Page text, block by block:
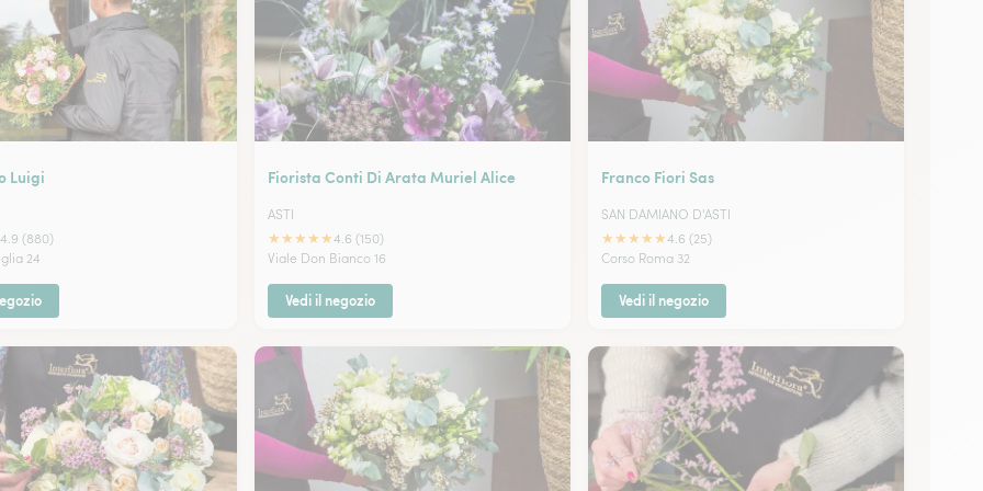
Luigi
4.9 (880)
24
Fiorista Conti Di Arata Muriel Alice
ASTI
★★★★★4.6 (150)
Viale Don Bianco 16
Vedi il negozio
Franco Fiori Sas
SAN DAMIANO D'ASTI
★★★★★4.6 (25)
Corso Roma 32
Vedi il negozio